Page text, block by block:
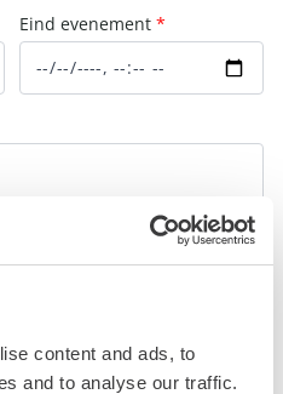
content and ads, to
and to analyse our traffic.
Eind evenement *